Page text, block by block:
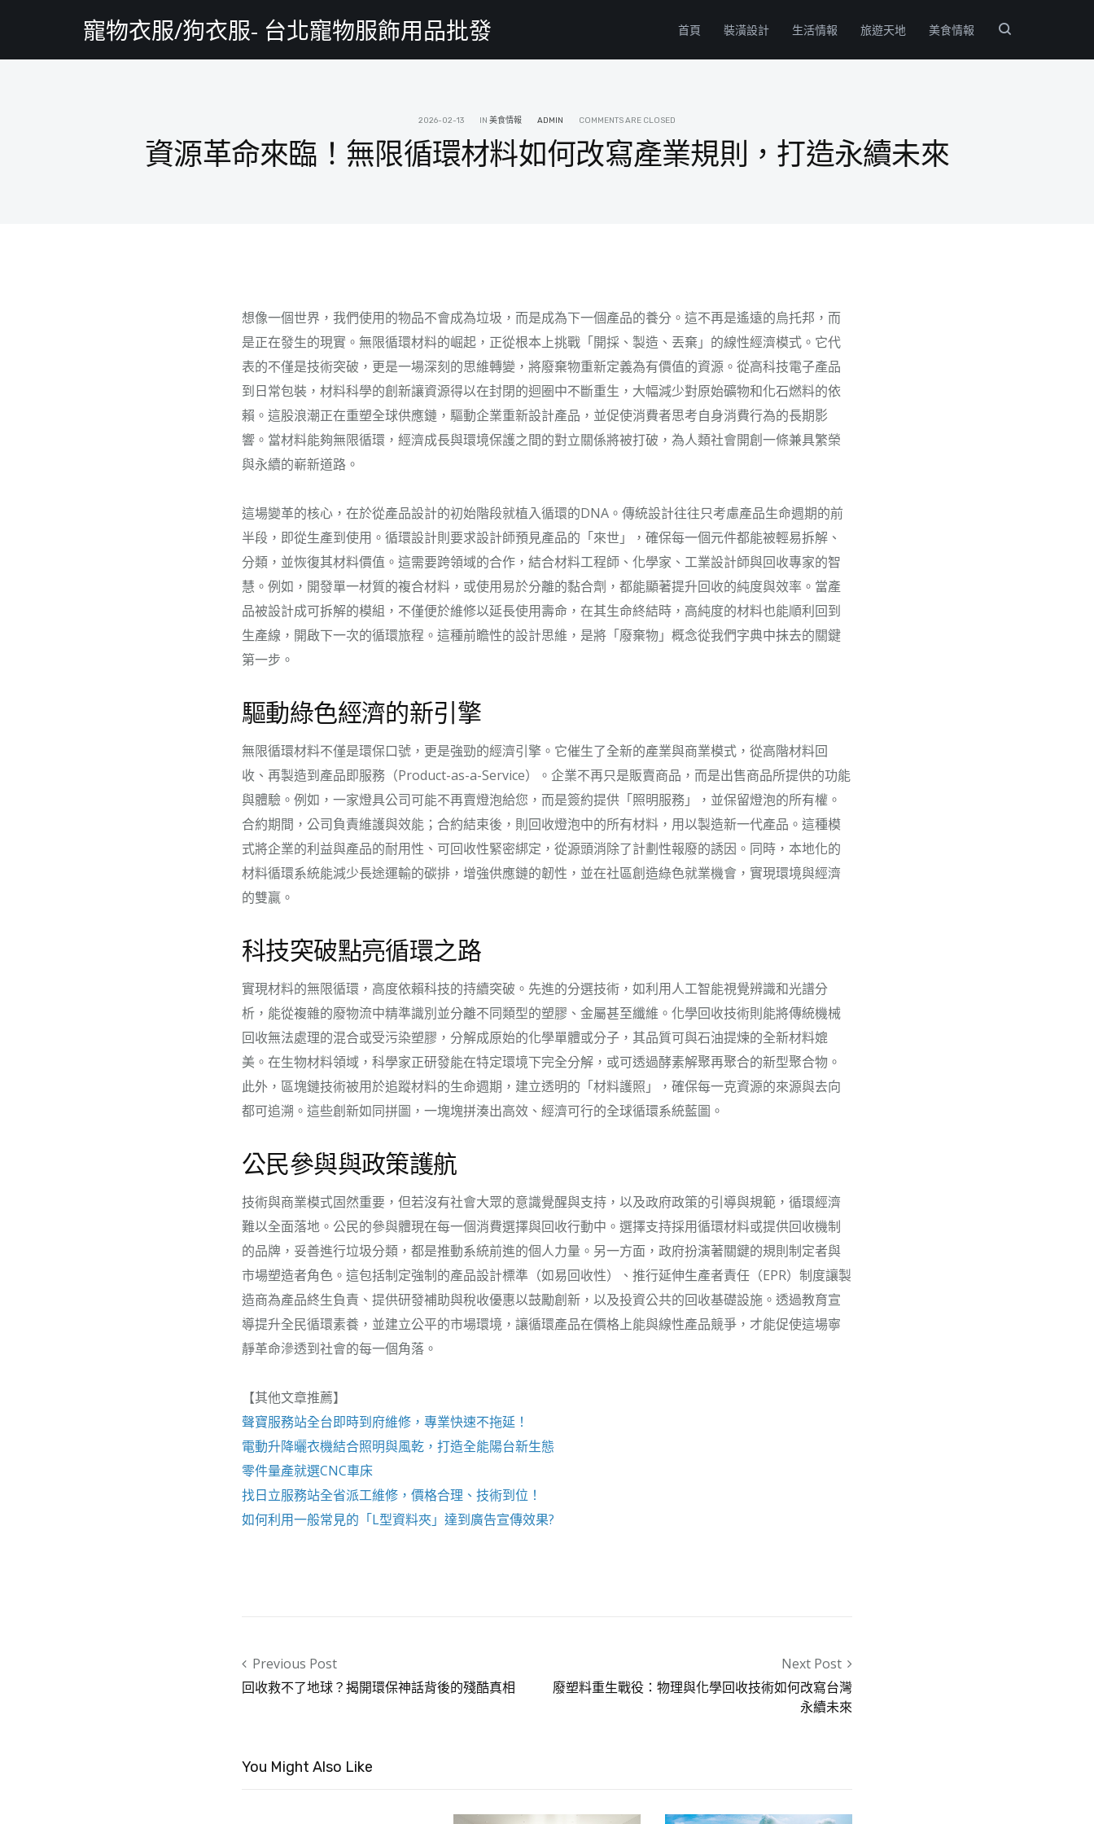
寵物衣服/狗衣服- 台北寵物服飾用品批發 首頁 裝潢設計 生活情報 旅遊天地 美食情報
2026-02-13 IN 美食情報 ADMIN COMMENTS ARE CLOSED
資源革命來臨！無限循環材料如何改寫產業規則，打造永續未來
想像一個世界，我們使用的物品不會成為垃圾，而是成為下一個產品的養分。這不再是遙遠的烏托邦，而
是正在發生的現實。無限循環材料的崛起，正從根本上挑戰「開採、製造、丟棄」的線性經濟模式。它代
表的不僅是技術突破，更是一場深刻的思維轉變，將廢棄物重新定義為有價值的資源。從高科技電子產品
到日常包裝，材料科學的創新讓資源得以在封閉的迴圈中不斷重生，大幅減少對原始礦物和化石燃料的依
賴。這股浪潮正在重塑全球供應鏈，驅動企業重新設計產品，並促使消費者思考自身消費行為的長期影
響。當材料能夠無限循環，經濟成長與環境保護之間的對立關係將被打破，為人類社會開創一條兼具繁榮
與永續的嶄新道路。
這場變革的核心，在於從產品設計的初始階段就植入循環的DNA。傳統設計往往只考慮產品生命週期的前
半段，即從生產到使用。循環設計則要求設計師預見產品的「來世」，確保每一個元件都能被輕易拆解、
分類，並恢復其材料價值。這需要跨領域的合作，結合材料工程師、化學家、工業設計師與回收專家的智
慧。例如，開發單一材質的複合材料，或使用易於分離的黏合劑，都能顯著提升回收的純度與效率。當產
品被設計成可拆解的模組，不僅便於維修以延長使用壽命，在其生命終結時，高純度的材料也能順利回到
生產線，開啟下一次的循環旅程。這種前瞻性的設計思維，是將「廢棄物」概念從我們字典中抹去的關鍵
第一步。
驅動綠色經濟的新引擎
無限循環材料不僅是環保口號，更是強勁的經濟引擎。它催生了全新的產業與商業模式，從高階材料回
收、再製造到產品即服務（Product-as-a-Service）。企業不再只是販賣商品，而是出售商品所提供的功能
與體驗。例如，一家燈具公司可能不再賣燈泡給您，而是簽約提供「照明服務」，並保留燈泡的所有權。
合約期間，公司負責維護與效能；合約結束後，則回收燈泡中的所有材料，用以製造新一代產品。這種模
式將企業的利益與產品的耐用性、可回收性緊密綁定，從源頭消除了計劃性報廢的誘因。同時，本地化的
材料循環系統能減少長途運輸的碳排，增強供應鏈的韌性，並在社區創造綠色就業機會，實現環境與經濟
的雙贏。
科技突破點亮循環之路
實現材料的無限循環，高度依賴科技的持續突破。先進的分選技術，如利用人工智能視覺辨識和光譜分
析，能從複雜的廢物流中精準識別並分離不同類型的塑膠、金屬甚至纖維。化學回收技術則能將傳統機械
回收無法處理的混合或受污染塑膠，分解成原始的化學單體或分子，其品質可與石油提煉的全新材料媲
美。在生物材料領域，科學家正研發能在特定環境下完全分解，或可透過酵素解聚再聚合的新型聚合物。
此外，區塊鏈技術被用於追蹤材料的生命週期，建立透明的「材料護照」，確保每一克資源的來源與去向
都可追溯。這些創新如同拼圖，一塊塊拼湊出高效、經濟可行的全球循環系統藍圖。
公民參與與政策護航
技術與商業模式固然重要，但若沒有社會大眾的意識覺醒與支持，以及政府政策的引導與規範，循環經濟
難以全面落地。公民的參與體現在每一個消費選擇與回收行動中。選擇支持採用循環材料或提供回收機制
的品牌，妥善進行垃圾分類，都是推動系統前進的個人力量。另一方面，政府扮演著關鍵的規則制定者與
市場塑造者角色。這包括制定強制的產品設計標準（如易回收性）、推行延伸生產者責任（EPR）制度讓製
造商為產品終生負責、提供研發補助與稅收優惠以鼓勵創新，以及投資公共的回收基礎設施。透過教育宣
導提升全民循環素養，並建立公平的市場環境，讓循環產品在價格上能與線性產品競爭，才能促使這場寧
靜革命滲透到社會的每一個角落。
【其他文章推薦】
聲寶服務站全台即時到府維修，專業快速不拖延！
電動升降曬衣機結合照明與風乾，打造全能陽台新生態
零件量產就選CNC車床
找日立服務站全省派工維修，價格合理、技術到位！
如何利用一般常見的「L型資料夾」達到廣告宣傳效果?
Post navigation
Previous Post
回收救不了地球？揭開環保神話背後的殘酷真相
Next Post
廢塑料重生戰役：物理與化學回收技術如何改寫台灣
永續未來
You Might Also Like